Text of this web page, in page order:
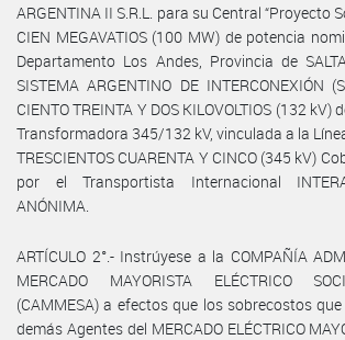
ARGENTINA II S.R.L. para su Central “Proyecto
CIEN MEGAVATIOS (100 MW) de potencia
Departamento Los Andes, Provincia de
SISTEMA ARGENTINO DE INTERCONEXIÓN
CIENTO TREINTA Y DOS KILOVOLTIOS (132
Transformadora 345/132 kV, vinculada a la
TRESCIENTOS CUARENTA Y CINCO (345 kV)
por el Transportista Internacional
ANÓNIMA.
ARTÍCULO 2°.- Instrúyese a la COMPAÑÍA
MERCADO MAYORISTA ELÉCTRICO
(CAMMESA) a efectos que los sobrecostos
demás Agentes del MERCADO ELÉCTRICO